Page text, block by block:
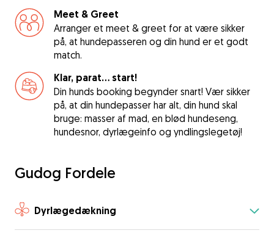
Meet & Greet
Arranger et meet & greet for at være sikker
på, at hundepasseren og din hund er et godt
match.
Klar, parat... start!
Din hunds booking begynder snart! Vær sikker
på, at din hundepasser har alt, din hund skal
bruge: masser af mad, en blød hundeseng,
hundesnor, dyrlægeinfo og yndlingslegetøj!
Gudog Fordele
Dyrlægedækning